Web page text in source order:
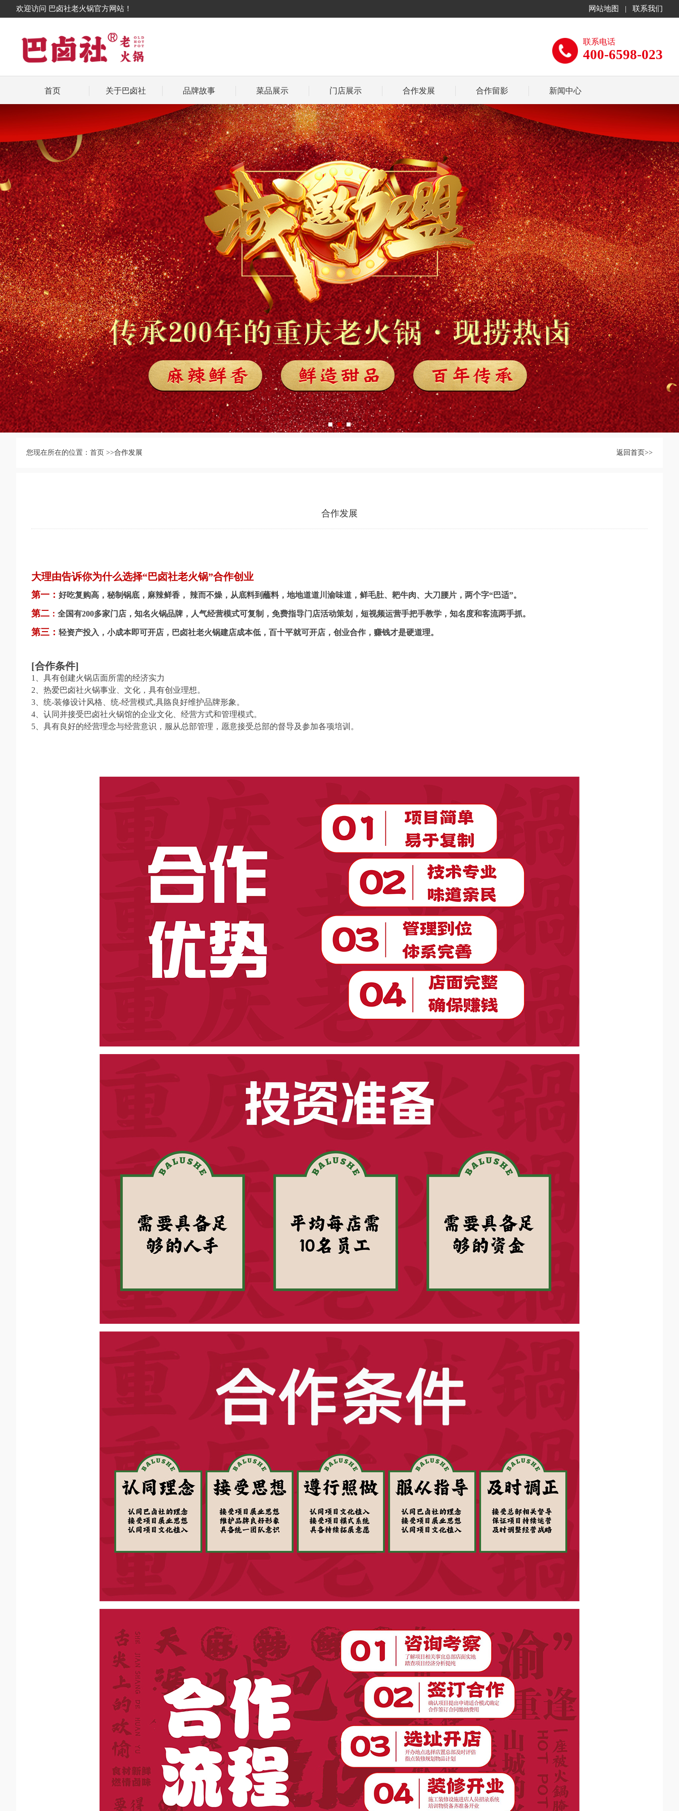
欢迎访问 巴卤社老火锅官方网站！ 网站地图 | 联系我们
联系电话
400-6598-023
首页 关于巴卤社 品牌故事 菜品展示 门店展示 合作发展 合作留影 新闻中心
返回首页>>
您现在所在的位置：首页 >>合作发展
合作发展
大理由告诉你为什么选择“巴卤社老火锅”合作创业
第一： 好吃复购高，秘制锅底，麻辣鲜香， 辣而不燥，从底料到蘸料，地地道道川渝味道，鲜毛肚、耙牛肉、大刀腰片，两个字“巴适”。
第二 ： 全国有200多家门店，知名火锅品牌，人气经营模式可复制，免费指导门店活动策划，短视频运营手把手教学，知名度和客流两手抓。
第三： 轻资产投入，小成本即可开店，巴卤社老火锅建店成本低，百十平就可开店，创业合作，赚钱才是硬道理。
[合作条件]
1、具有创建火锅店面所需的经济实力
2、热爱巴卤社火锅事业、文化，具有创业理想。
3、统-装修设计风格、统-经营模式,具賂良好维护品牌形象。
4、认同并接受巴卤社火锅馆的企业文化、经营方式和管理模式。
5、具有良好的经营理念与经营意识，服从总部管理，愿意接受总部的督导及参加各项培训。